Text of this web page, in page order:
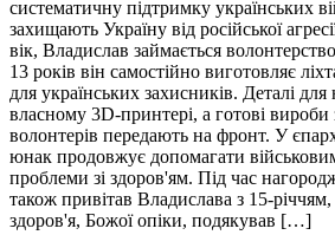
систематичну підтримку українських
захищають Україну від російської
вік, Владислав займається
13 років він самостійно виготовляє
для українських захисників. Деталі
власному 3D-принтері, а готові
волонтерів передають на фронт. У
юнак продовжує допомагати
проблеми зі здоров'ям. Під час
також привітав Владислава з 15-
здоров'я, Божої опіки, подякував […]